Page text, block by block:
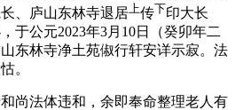
、庐山东林寺退居 上传下印大长
于公元2023年3月10日（癸卯年二
东林寺净土苑俶行轩安详示寂。法
。
尚法体违和，余即奉命整理老人有